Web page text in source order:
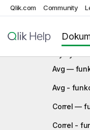
Qlik.com Community
Licznikowe
Finansowe
Avg —
Avg -
Correl —
Correl -